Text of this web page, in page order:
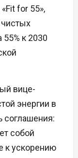
for 55»,
к 2030
вице-
энергии в
соглашения:
собой
к ускорению